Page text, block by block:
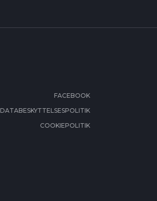
FACEBOOK
DATABESKYTTELSESPOLITIK
COOKIEPOLITIK